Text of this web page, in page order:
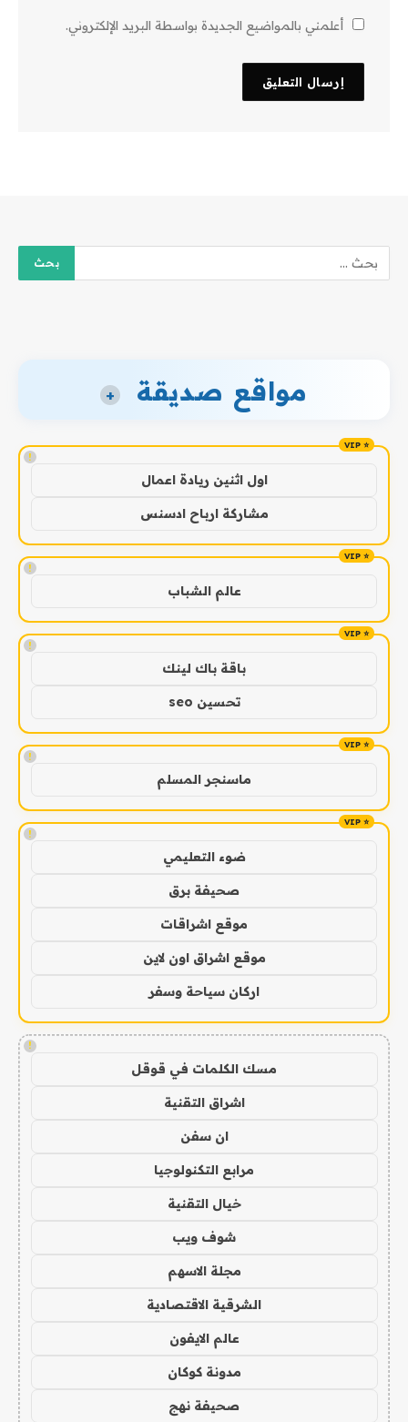
أعلمني بالمواضيع الجديدة بواسطة البريد الإلكتروني.
مواقع صديقة +
!
اول اثنين ريادة اعمال
مشاركة ارباح ادسنس
!
عالم الشباب
!
باقة باك لينك
تحسين seo
!
ماسنجر المسلم
!
ضوء التعليمي
صحيفة برق
موقع اشراقات
موقع اشراق اون لاين
اركان سياحة وسفر
!
مسك الكلمات في قوقل
اشراق التقنية
ان سفن
مرابع التكنولوجيا
خيال التقنية
شوف ويب
مجلة الاسهم
الشرقية الاقتصادية
عالم الايفون
مدونة كوكان
صحيفة نهج